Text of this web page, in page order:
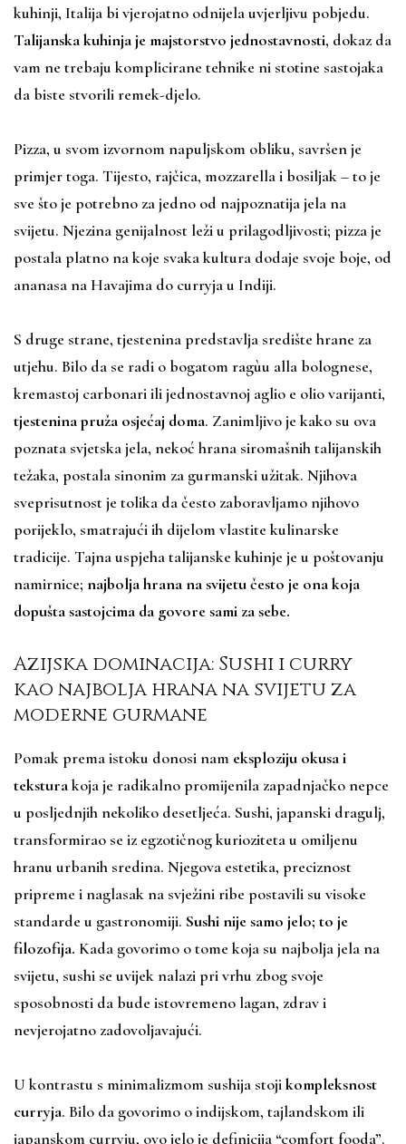
kuhinji, Italija bi vjerojatno odnijela uvjerljivu pobjedu.
Talijanska kuhinja je majstorstvo jednostavnosti, dokaz da
vam ne trebaju komplicirane tehnike ni stotine sastojaka
da biste stvorili remek-djelo.
Pizza, u svom izvornom napuljskom obliku, savršen je
primjer toga. Tijesto, rajčica, mozzarella i bosiljak – to je
sve što je potrebno za jedno od najpoznatija jela na
svijetu. Njezina genijalnost leži u prilagodljivosti; pizza je
postala platno na koje svaka kultura dodaje svoje boje, od
ananasa na Havajima do curryja u Indiji.
S druge strane, tjestenina predstavlja središte hrane za
utjehu. Bilo da se radi o bogatom ragùu alla bolognese,
kremastoj carbonari ili jednostavnoj aglio e olio varijanti,
tjestenina pruža osjećaj doma. Zanimljivo je kako su ova
poznata svjetska jela, nekoć hrana siromašnih talijanskih
težaka, postala sinonim za gurmanski užitak. Njihova
sveprisutnost je tolika da često zaboravljamo njihovo
porijeklo, smatrajući ih dijelom vlastite kulinarske
tradicije. Tajna uspjeha talijanske kuhinje je u poštovanju
namirnice; najbolja hrana na svijetu često je ona koja
dopušta sastojcima da govore sami za sebe.
Azijska dominacija: Sushi i curry
kao najbolja hrana na svijetu za
moderne gurmane
Pomak prema istoku donosi nam eksploziju okusa i
teksturakoja je radikalno promijenila zapadnjačko nepce
u posljednjih nekoliko desetljeća. Sushi, japanski dragulj,
transformirao se iz egzotičnog kurioziteta u omiljenu
hranu urbanih sredina. Njegova estetika, preciznost
pripreme i naglasak na svježini ribe postavili su visoke
standarde u gastronomiji. Sushi nije samo jelo; to je
filozofija. Kada govorimo o tome koja su najbolja jela na
svijetu, sushi se uvijek nalazi pri vrhu zbog svoje
sposobnosti da bude istovremeno lagan, zdrav i
nevjerojatno zadovoljavajući.
U kontrastu s minimalizmom sushija stojikompleksnost
curryja. Bilo da govorimo o indijskom, tajlandskom ili
japanskom curryju, ovo jelo je definicija “comfort fooda”.